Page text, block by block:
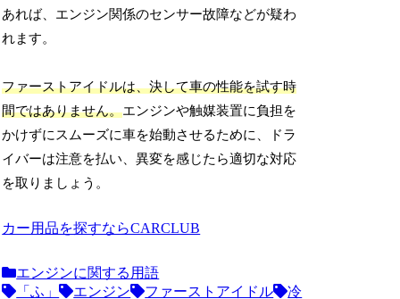
あれば、エンジン関係のセンサー故障などが疑わ
れます。
ファーストアイドルは、決して車の性能を試す時
間ではありません。エンジンや触媒装置に負担を
かけずにスムーズに車を始動させるために、ドラ
イバーは注意を払い、異変を感じたら適切な対応
を取りましょう。
カー用品を探すならCARCLUB
エンジンに関する用語
「ふ」
エンジン ファーストアイドル
冷